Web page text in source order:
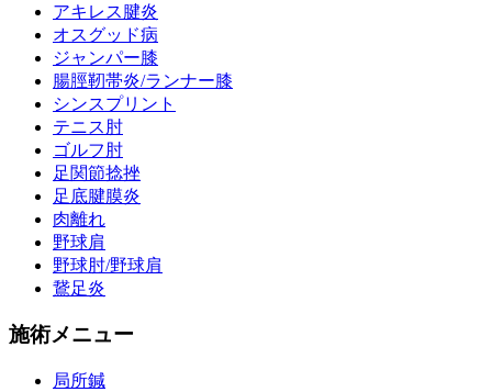
アキレス腱炎
オスグッド病
ジャンパー膝
腸脛靭帯炎/ランナー膝
シンスプリント
テニス肘
ゴルフ肘
足関節捻挫
足底腱膜炎
肉離れ
野球肩
野球肘/野球肩
鵞足炎
施術メニュー
局所鍼